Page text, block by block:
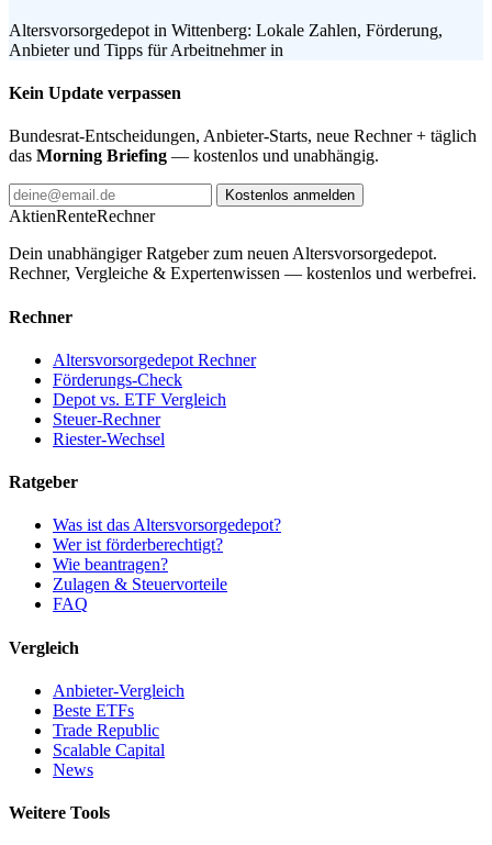
Altersvorsorgedepot in Wittenberg: Lokale Zahlen, Förderung,
Anbieter und Tipps für Arbeitnehmer in
Kein Update verpassen
Bundesrat-Entscheidungen, Anbieter-Starts, neue Rechner + täglich
das Morning Briefing — kostenlos und unabhängig.
Kostenlos anmelden
AktienRenteRechner
Dein unabhängiger Ratgeber zum neuen Altersvorsorgedepot.
Rechner, Vergleiche & Expertenwissen — kostenlos und werbefrei.
Rechner
Altersvorsorgedepot Rechner
Förderungs-Check
Depot vs. ETF Vergleich
Steuer-Rechner
Riester-Wechsel
Ratgeber
Was ist das Altersvorsorgedepot?
Wer ist förderberechtigt?
Wie beantragen?
Zulagen & Steuervorteile
FAQ
Vergleich
Anbieter-Vergleich
Beste ETFs
Trade Republic
Scalable Capital
News
Weitere Tools